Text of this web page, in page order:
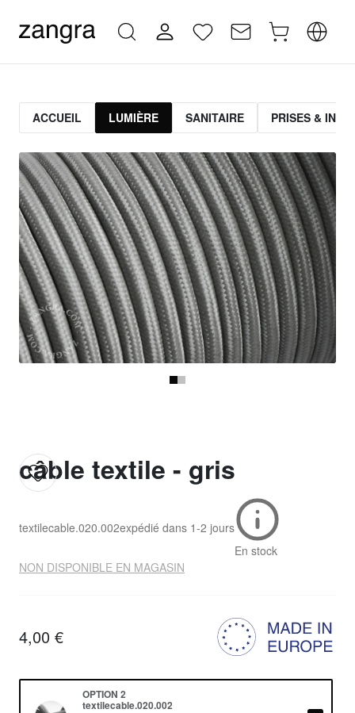
ACCUEIL LUMIÈRE SANITAIRE PRISES &
câble textile - gris
textilecable.020.002expédié dans 1-2 jours
En stock
NON DISPONIBLE EN MAGASIN
4,00 €
OPTION 2
textilecable.020.002